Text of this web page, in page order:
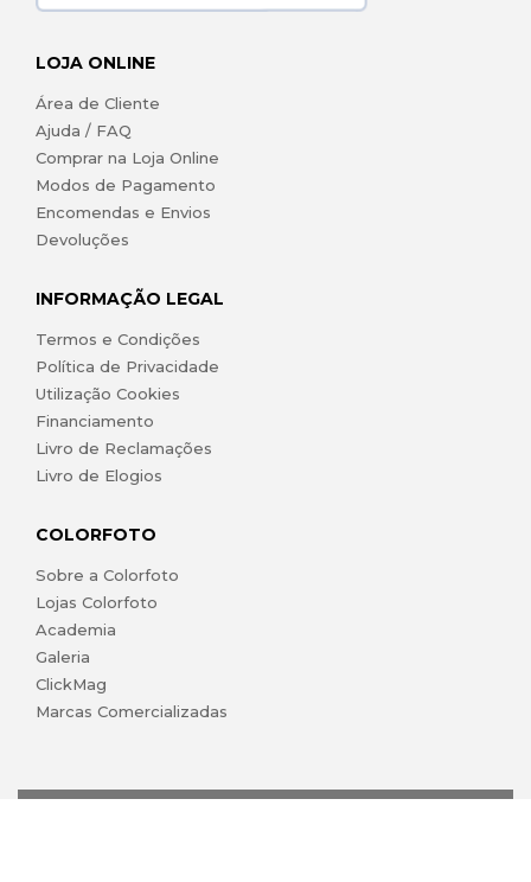
LOJA ONLINE
Área de Cliente
Ajuda / FAQ
Comprar na Loja Online
Modos de Pagamento
Encomendas e Envios
Devoluções
INFORMAÇÃO LEGAL
Termos e Condições
Política de Privacidade
Utilização Cookies
Financiamento
Livro de Reclamações
Livro de Elogios
COLORFOTO
Sobre a Colorfoto
Lojas Colorfoto
Academia
Galeria
ClickMag
Marcas Comercializadas